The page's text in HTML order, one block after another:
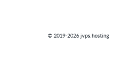
© 2019-2026 jvps.hosting